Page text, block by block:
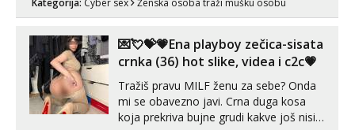
poruku na Whatsapp, Telegram ili Viber.
autentičnosti možeš me vidjeti na
videopozivu. 😉 S vama sam vec 5 ...
Kategorija: Cyber sex Ženska osoba traži mušku osobu
💌💘💝💗Ena playboy zečica-sisata
crnka (36) hot slike, videa i c2c💗
Tražiš pravu MILF ženu za sebe? Onda
mi se obavezno javi. Crna duga kosa
koja prekriva bujne grudi kakve još nisi